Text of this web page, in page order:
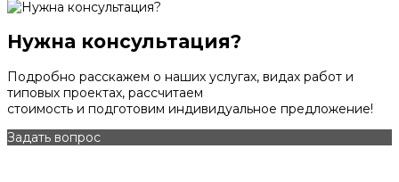
Нужна консультация?
Подробно расскажем о наших услугах, видах работ и
типовых проектах, рассчитаем
стоимость и подготовим индивидуальное предложение!
Задать вопрос